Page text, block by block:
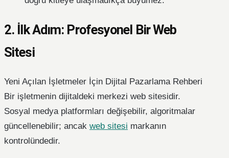
2. İlk Adım: Profesyonel Bir Web
Sitesi
Yeni Açılan İşletmeler İçin Dijital Pazarlama Rehberi
Bir işletmenin dijitaldeki merkezi web sitesidir.
Sosyal medya platformları değişebilir, algoritmalar
güncellenebilir; ancak web sitesi markanın
kontrolündedir.